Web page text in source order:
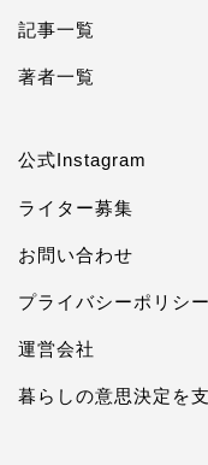
記事一覧
著者一覧
公式Instagram
ライター募集
お問い合わせ
プライバシーポリシー
運営会社
暮らしの意思決定を